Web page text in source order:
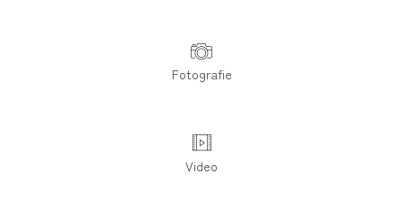
Fotografie
Video